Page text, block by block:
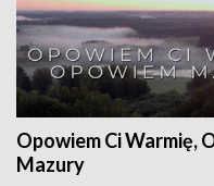
Opowiem Ci Warmię,
Mazury